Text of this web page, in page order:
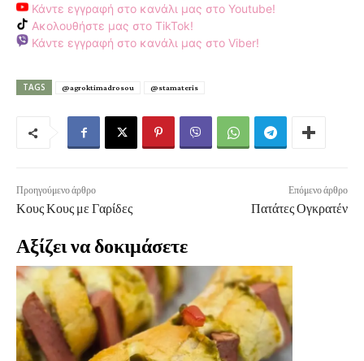
Κάντε εγγραφή στο κανάλι μας στο Youtube!
Ακολουθήστε μας στο TikTok!
Κάντε εγγραφή στο κανάλι μας στο Viber!
TAGS @agroktimadrosou @stamateris
Προηγούμενο άρθρο
Κους Κους με Γαρίδες
Επόμενο άρθρο
Πατάτες Ογκρατέν
Αξίζει να δοκιμάσετε